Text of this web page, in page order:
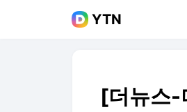
YTN
[더뉴스-